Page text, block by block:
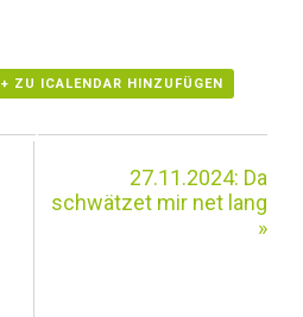
+ ZU ICALENDAR HINZUFÜGEN
27.11.2024: Da
schwätzet mir net lang
»